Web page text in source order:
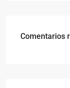
Comentarios